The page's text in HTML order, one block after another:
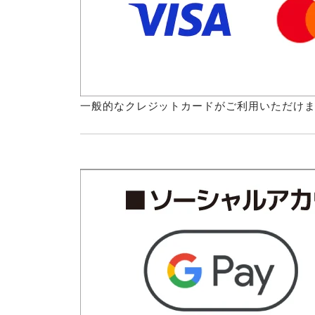
一般的なクレジットカードがご利用いただけ